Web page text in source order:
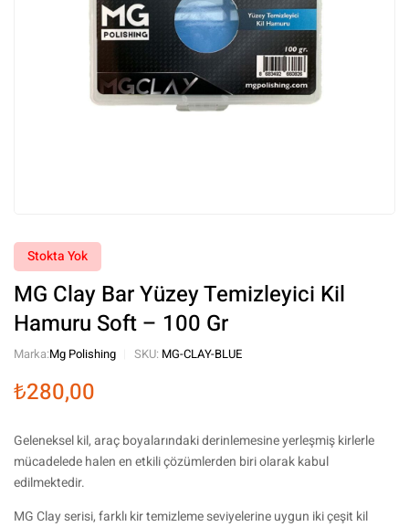
Stokta Yok
MG Clay Bar Yüzey Temizleyici Kil
Hamuru Soft – 100 Gr
Marka:Mg Polishing SKU: MG-CLAY-BLUE
₺280,00
Geleneksel kil, araç boyalarındaki derinlemesine yerleşmiş kirlerle
mücadelede halen en etkili çözümlerden biri olarak kabul
edilmektedir.
MG Clay serisi, farklı kir temizleme seviyelerine uygun iki çeşit kil